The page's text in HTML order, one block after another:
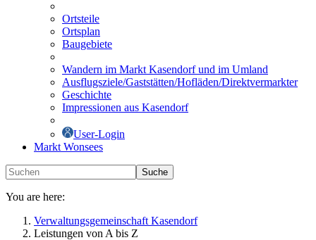
Ortsteile
Ortsplan
Baugebiete
Wandern im Markt Kasendorf und im Umland
Ausflugsziele/Gaststätten/Hofläden/Direktvermarkter
Geschichte
Impressionen aus Kasendorf
User-Login
Markt Wonsees
Suche
You are here:
Verwaltungsgemeinschaft Kasendorf
Leistungen von A bis Z